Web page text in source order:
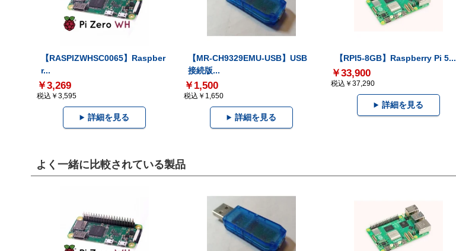
【RASPIZWHSC0065】Raspber
r...
￥3,269
税込￥3,595
詳細を見る
【MR-CH9329EMU-USB】USB
接続版...
￥1,500
税込￥1,650
詳細を見る
【RPI5-8GB】Raspberry Pi 5...
￥33,900
税込￥37,290
詳細を見る
よく一緒に比較されている製品